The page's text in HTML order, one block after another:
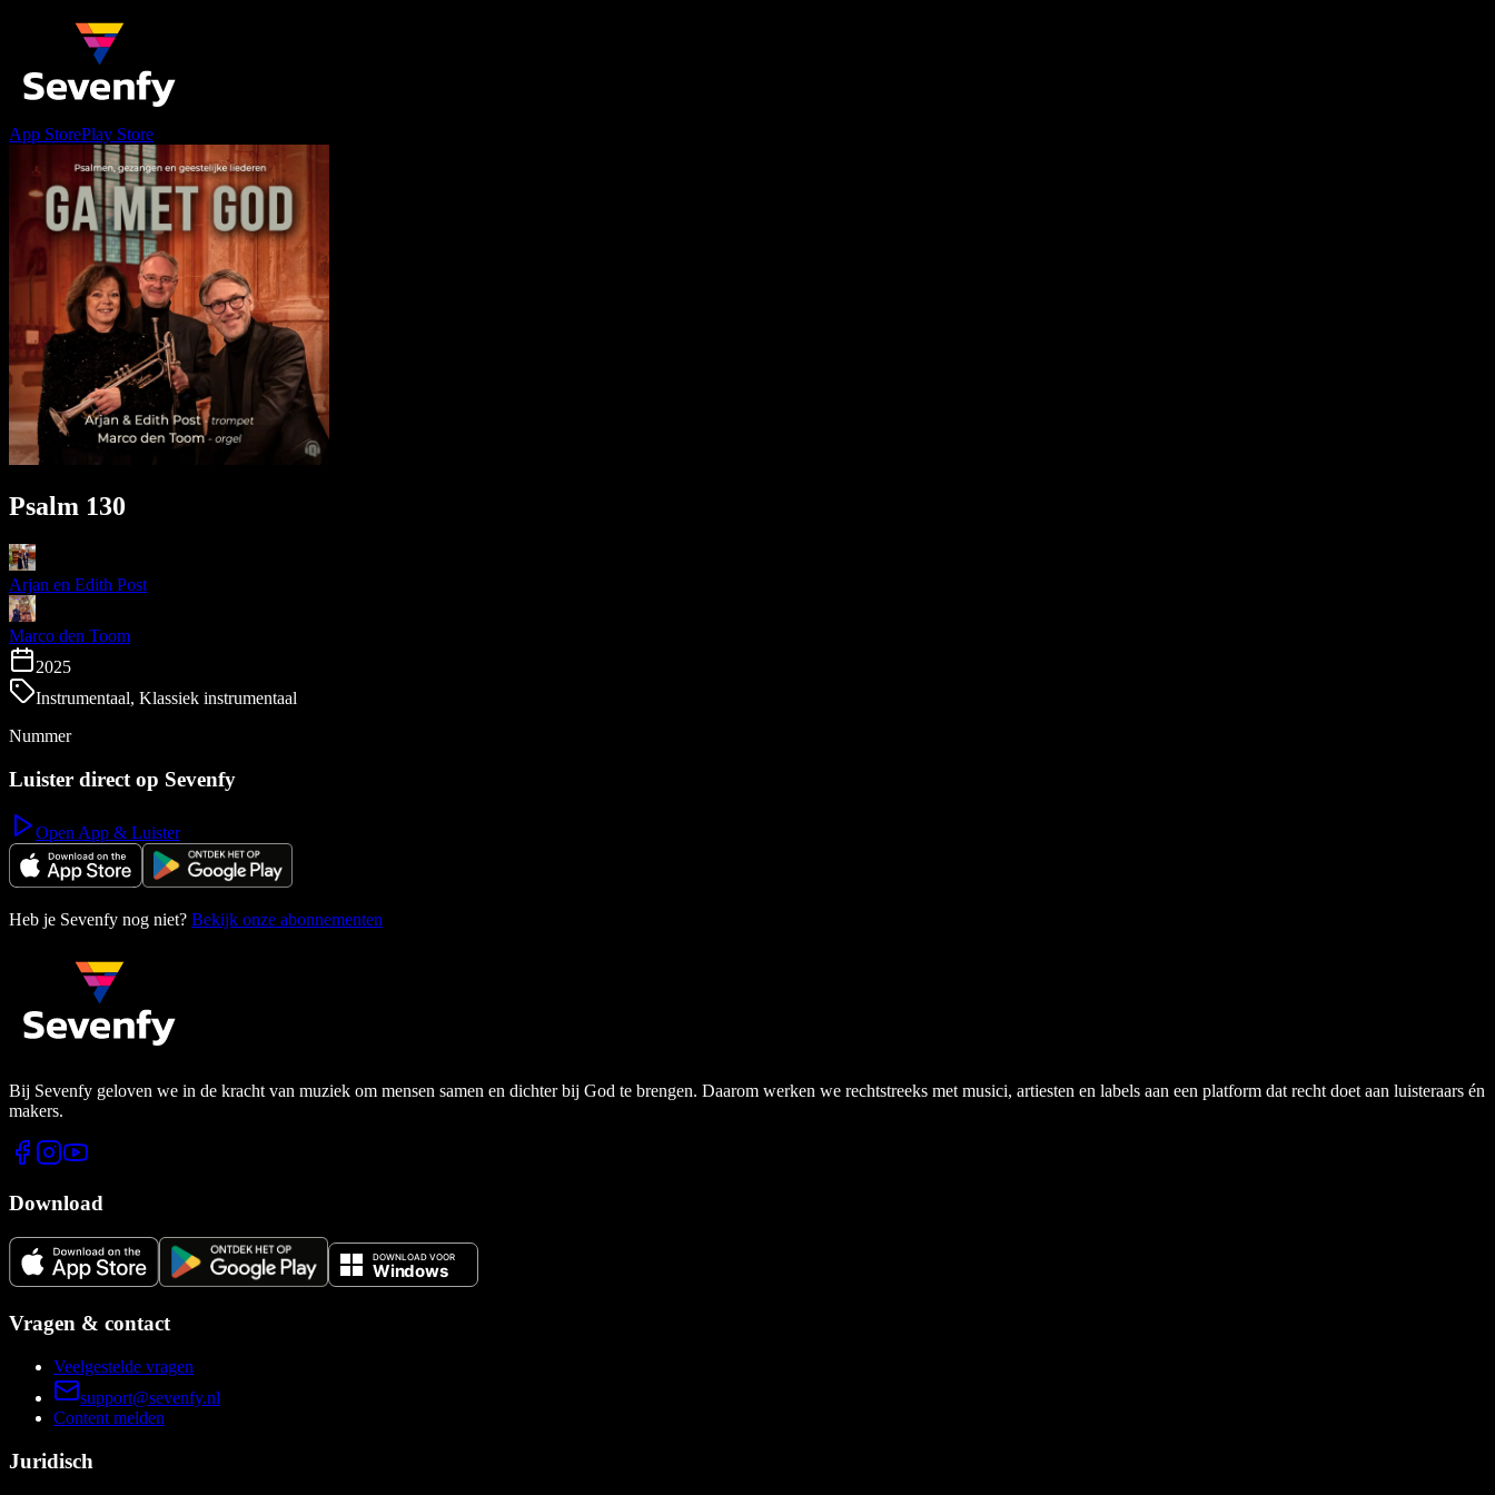
App StorePlay Store
Psalm 130
Arjan en Edith Post
Marco den Toom
2025
Instrumentaal, Klassiek instrumentaal
Nummer
Luister direct op Sevenfy
Open App & Luister
Heb je Sevenfy nog niet? Bekijk onze abonnementen
Bij Sevenfy geloven we in de kracht van muziek om mensen samen en dichter bij God te brengen. Daarom werken we rechtstreeks met musici, artiesten en labels aan een platform dat recht doet aan luisteraars én
makers.
Download
Vragen & contact
Veelgestelde vragen
support@sevenfy.nl
Content melden
Juridisch